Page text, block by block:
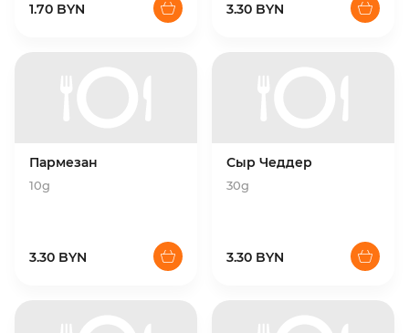
1.70 BYN 3.30 BYN
Пармезан
10g
3.30 BYN
Сыр Чеддер
30g
3.30 BYN